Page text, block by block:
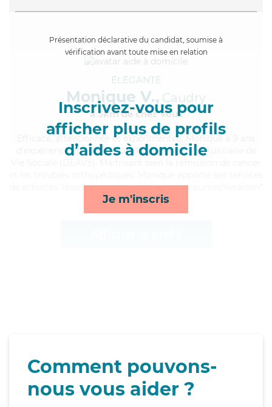
Présentation déclarative du candidat, soumise à
vérification avant toute mise en relation
Inscrivez-vous pour
afficher plus de profils
d’aides à domicile
Je m'inscris
ÉLÉGANTE
Monique V., Caudry
à 5km de chez Vous
, attentionnée et expérimentée, Monique a 9 ans
d'expérience et possède un diplôme d'État d'Auxiliaire de
de activités, lessive/repassage, ménage et courses/livraison*
Comment pouvons-
nous vous aider ?